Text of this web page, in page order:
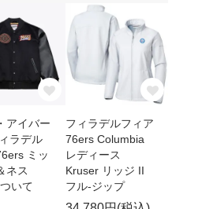
アイバー
ラデル
ミッ
ネス
いて
フィラデルフィア
76ers Columbia
レディース
Kruser リッジ II
フル-ジップ